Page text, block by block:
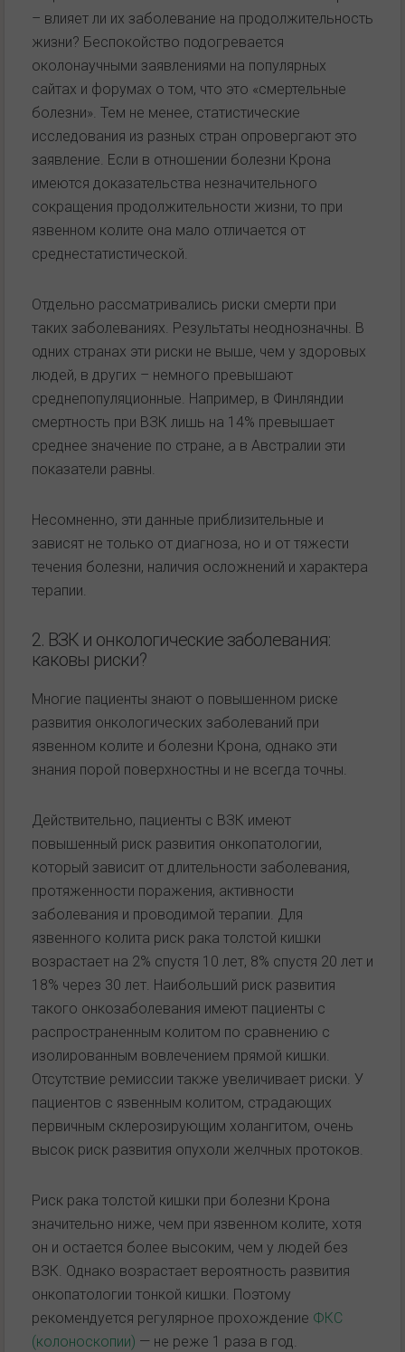
– влияет ли их заболевание на продолжительность
жизни? Беспокойство подогревается
околонаучными заявлениями на популярных
сайтах и форумах о том, что это «смертельные
болезни». Тем не менее, статистические
исследования из разных стран опровергают это
заявление. Если в отношении болезни Крона
имеются доказательства незначительного
сокращения продолжительности жизни, то при
язвенном колите она мало отличается от
среднестатистической.
Отдельно рассматривались риски смерти при
таких заболеваниях. Результаты неоднозначны. В
одних странах эти риски не выше, чем у здоровых
людей, в других – немного превышают
среднепопуляционные. Например, в Финляндии
смертность при ВЗК лишь на 14% превышает
среднее значение по стране, а в Австралии эти
показатели равны.
Несомненно, эти данные приблизительные и
зависят не только от диагноза, но и от тяжести
течения болезни, наличия осложнений и характера
терапии.
2. ВЗК и онкологические заболевания:
каковы риски?
Многие пациенты знают о повышенном риске
развития онкологических заболеваний при
язвенном колите и болезни Крона, однако эти
знания порой поверхностны и не всегда точны.
Действительно, пациенты с ВЗК имеют
повышенный риск развития онкопатологии,
который зависит от длительности заболевания,
протяженности поражения, активности
заболевания и проводимой терапии. Для
язвенного колита риск рака толстой кишки
возрастает на 2% спустя 10 лет, 8% спустя 20 лет и
18% через 30 лет. Наибольший риск развития
такого онкозаболевания имеют пациенты с
распространенным колитом по сравнению с
изолированным вовлечением прямой кишки.
Отсутствие ремиссии также увеличивает риски. У
пациентов с язвенным колитом, страдающих
первичным склерозирующим холангитом, очень
высок риск развития опухоли желчных протоков.
Риск рака толстой кишки при болезни Крона
значительно ниже, чем при язвенном колите, хотя
он и остается более высоким, чем у людей без
ВЗК. Однако возрастает вероятность развития
онкопатологии тонкой кишки. Поэтому
рекомендуется регулярное прохождение ФКС
(колоноскопии) — не реже 1 раза в год.